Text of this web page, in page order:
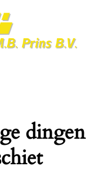
dingen